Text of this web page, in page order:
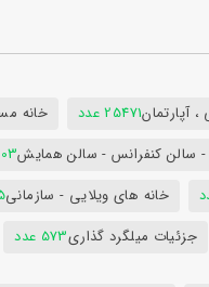
آپارتمان25471 عدد خانه
- سالن کنفرانس - سالن همایش603
خانه های ویلایی - سازمانی
جزئیات میلگرد گذاری573 عدد